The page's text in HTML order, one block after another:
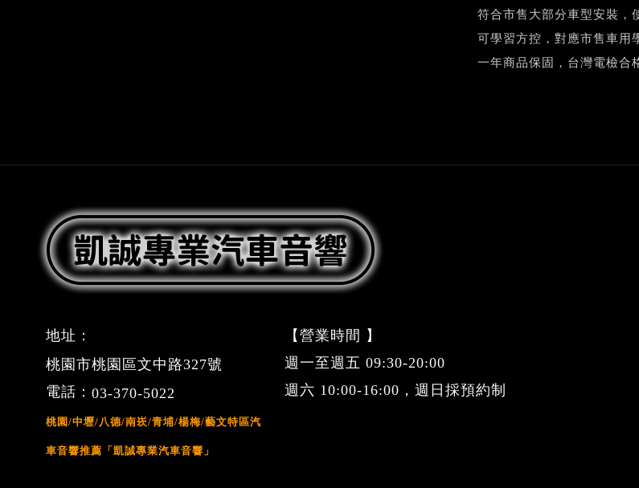
符合市售大部分車型安裝，
可學習方控，對應市售車用
一年商品保固，台灣電檢合
地址：
桃園市桃園區文中路327號
電話： 03-370-5022
桃園/中壢/八德/南崁/青埔/楊梅/藝文特區汽
車音響推薦「凱誠專業汽車音響」
【營業時間 】
週一至週五 09:30-20:00
週六 10:00-16:00，週日採預約制